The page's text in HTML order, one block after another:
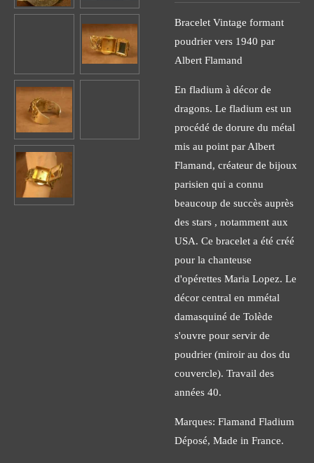
Bracelet Vintage formant
poudrier vers 1940 par
Albert Flamand
En fladium à décor de
dragons. Le fladium est un
procédé de dorure du métal
mis au point par Albert
Flamand, créateur de bijoux
parisien qui a connu
beaucoup de succès auprès
des stars , notamment aux
USA. Ce bracelet a été créé
pour la chanteuse
d'opérettes Maria Lopez. Le
décor central en mmétal
damasquiné de Tolède
s'ouvre pour servir de
poudrier (miroir au dos du
couvercle). Travail des
années 40.
Marques: Flamand Fladium
Déposé, Made in France.